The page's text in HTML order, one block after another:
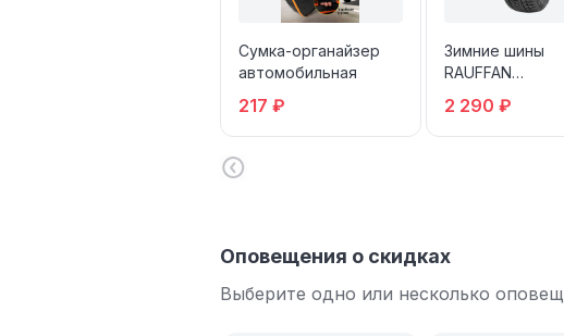
Сумка-органайзер
автомобильная
217 ₽
Зимние шины
RAUFFAN
175 65R14 82T
2 290 ₽
Оповещения о скидках
Выберите одно или несколько